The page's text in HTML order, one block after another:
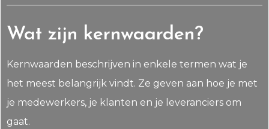
Wat zijn kernwaarden?
Kernwaarden beschrijven in enkele termen wat je
het meest belangrijk vindt. Ze geven aan hoe je met
je medewerkers, je klanten en je leveranciers om
gaat.